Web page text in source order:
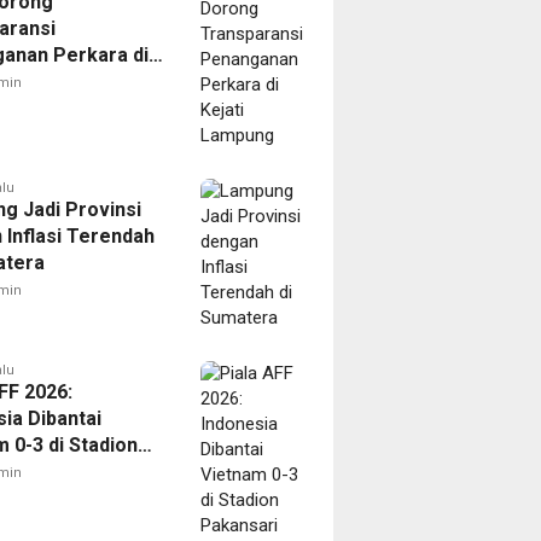
Perkara di
Jadi Provinsi
Inflasi Terendah
2026:
Dibantai
0-3 di Stadion